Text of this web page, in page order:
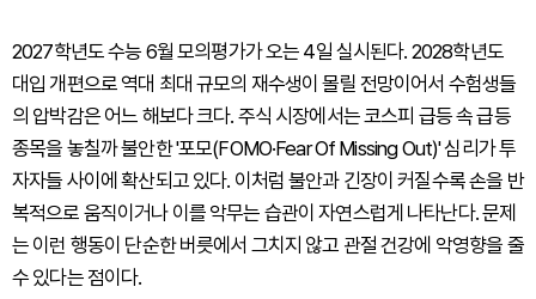
2027학년도 수능 6월 모의평가가 오는 4일 실시된다. 2028학년도
대입 개편으로 역대 최대 규모의 재수생이 몰릴 전망이어서 수험생들
의 압박감은 어느 해보다 크다. 주식 시장에서는 코스피 급등 속 급등
종목을 놓칠까 불안한 '포모(FOMO·Fear Of Missing Out)' 심리가 투
자자들 사이에 확산되고 있다. 이처럼 불안과 긴장이 커질수록 손을 반
복적으로 움직이거나 이를 악무는 습관이 자연스럽게 나타난다. 문제
는 이런 행동이 단순한 버릇에서 그치지 않고 관절 건강에 악영향을 줄
수 있다는 점이다.